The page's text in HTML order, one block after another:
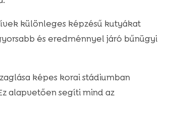
különleges képzésű kutyákat
és eredménnyel járó bűnügyi
képes korai stádiumban
alapvetően segíti mind az